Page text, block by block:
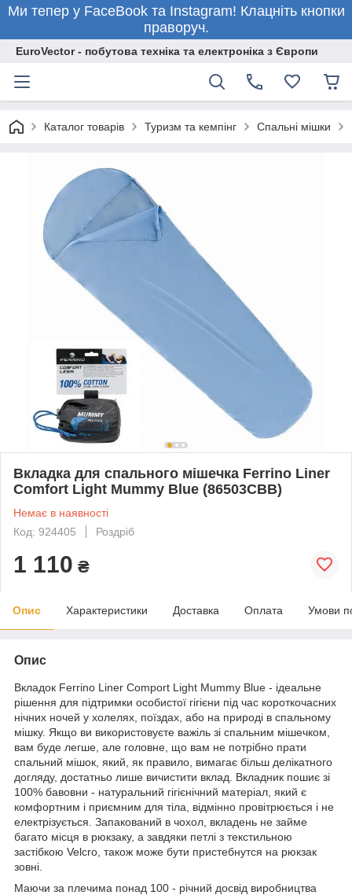
Ми тепер у FaceBook та Instagram! Клацніть кнопки
праворуч.
EuroVector - побутова техніка та електроніка з Європи
Каталог товарів Туризм та кемпінг Спальні мішки
Вкладка для спального мішечка Ferrino Liner
Comfort Light Mummy Blue (86503CBB)
Немає в наявності
Код: 924405
Роздріб
1 110 ₴
Опис Характеристики Доставка Оплата Умови
Опис
Вкладок Ferrino Liner Comport Light Mummy Blue - ідеальне
рішення для підтримки особистої гігієни під час короткочасних
нічних ночей у холелях, поїздах, або на природі в спальному
мішку. Якщо ви використовуєте важіль зі спальним мішечком,
вам буде легше, але головне, що вам не потрібно прати
спальний мішок, який, як правило, вимагає більш делікатного
догляду, достатньо лише вичистити вклад. Вкладник пошиє зі
100% бавовни - натуральний гігієнічний матеріал, який є
комфортним і приємним для тіла, відмінно провітрюється і не
електрізується. Запакований в чохол, вкладень не займе
багато місця в рюкзаку, а завдяки петлі з текстильною
застібкою Velcro, також може бути пристебнутся на рюкзак
зовні.
Маючи за плечима понад 100 - річний досвід виробництва